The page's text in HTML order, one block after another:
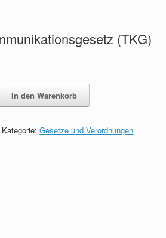
(TKG)
In den Warenkorb
Kategorie:Gesetze und Verordnungen